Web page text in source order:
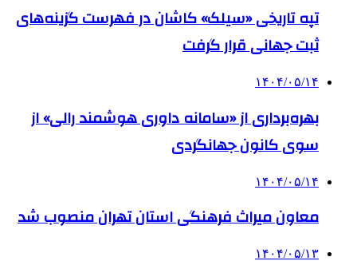
تپه تاریخی «سیلک» کاشان در فهرست گزینه‌های
ثبت جهانی قرار گرفت
۱۴۰۴/۰۵/۱۴
بهره‌برداری از «سامانه داوری هوشمند رالی» از
سوی کانون جهانگردی
۱۴۰۴/۰۵/۱۴
معاون میراث فرهنگی استان تهران منصوب شد
۱۴۰۴/۰۵/۱۳